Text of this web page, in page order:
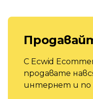
С Ecwid
продавате
интернет и по